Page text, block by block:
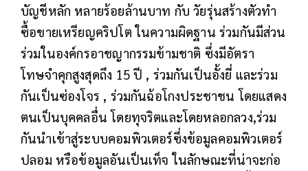
บัญชีหลัก หลายร้อยล้านบาท กับ วัยรุ่นสร้างตัวทำ
ซื้อขายเหรียญคริปโต ในความผิดฐาน ร่วมกันมีส่วน
ร่วมในองค์กรอาชญากรรมข้ามชาติ ซึ่งมีอัตรา
โทษจำคุกสูงสุดถึง 15 ปี , ร่วมกันเป็นอั้งยี่ และร่วม
กันเป็นซ่องโจร , ร่วมกันฉ้อโกงประชาชน โดยแสดง
ตนเป็นบุคคลอื่น โดยทุจริตและโดยหลอกลวง,ร่วม
กันนำเข้าสู่ระบบคอมพิวเตอร์ซึ่งข้อมูลคอมพิวเตอร์
ปลอม หรือข้อมูลอันเป็นเท็จ ในลักษณะที่น่าจะก่อ